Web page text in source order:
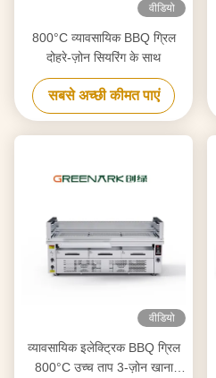
वीडियो
800°C व्यावसायिक BBQ ग्रिल
दोहरे-ज़ोन सियरिंग के साथ
सबसे अच्छी कीमत पाएं
वीडियो
व्यावसायिक इलेक्ट्रिक BBQ ग्रिल
800°C उच्च ताप 3-ज़ोन खाना